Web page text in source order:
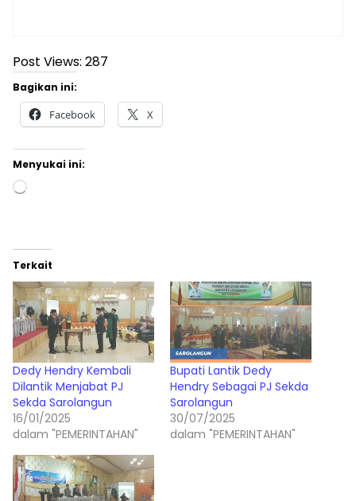
Post Views: 287
Bagikan ini:
Facebook X
Menyukai ini:
Memuat...
Terkait
Dedy Hendry Kembali
Dilantik Menjabat PJ
Sekda Sarolangun
16/01/2025
dalam "PEMERINTAHAN"
Bupati Lantik Dedy
Hendry Sebagai PJ Sekda
Sarolangun
30/07/2025
dalam "PEMERINTAHAN"